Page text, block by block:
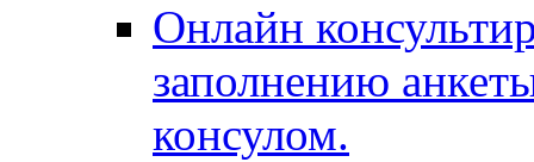
Онлайн
заполнению
консулом.